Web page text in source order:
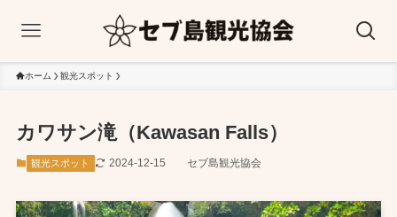
ホーム 観光スポット
カワサン滝（Kawasan Falls）
観光スポット 2024-12-15 セブ島観光協会